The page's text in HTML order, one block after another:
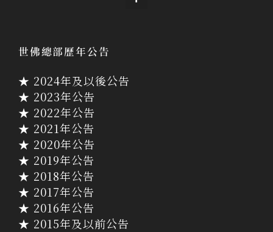
世佛總部歷年公告
★ 2024年及以後公告
★ 2023年公告
★ 2022年公告
★ 2021年公告
★ 2020年公告
★ 2019年公告
★ 2018年公告
★ 2017年公告
★ 2016年公告
★ 2015年及以前公告